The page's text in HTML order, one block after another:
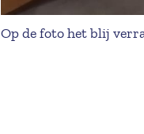
Op de foto het blij